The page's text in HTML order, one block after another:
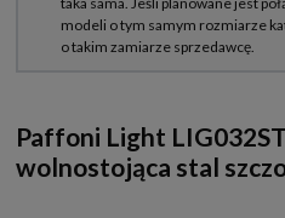
Paffoni Light
wolnostojąca stal